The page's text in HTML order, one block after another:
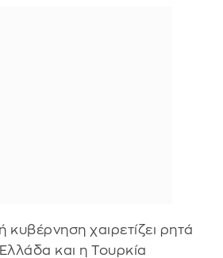
χαιρετίζει ρητά
και η Τουρκία